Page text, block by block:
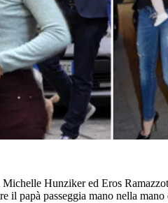
Hunziker ed Eros
il papà passeggia mano nella